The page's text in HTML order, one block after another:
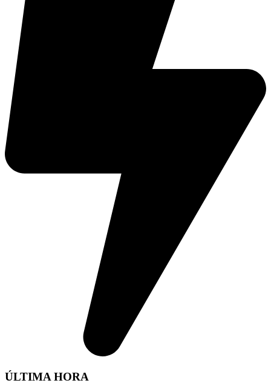
ÚLTIMA HORA